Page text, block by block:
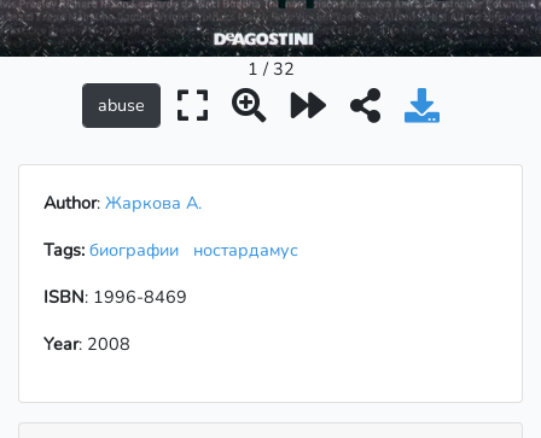
1 / 32
Author: Жаркова А.
Tags: биографии
ностардамус
ISBN: 1996-8469
Year: 2008